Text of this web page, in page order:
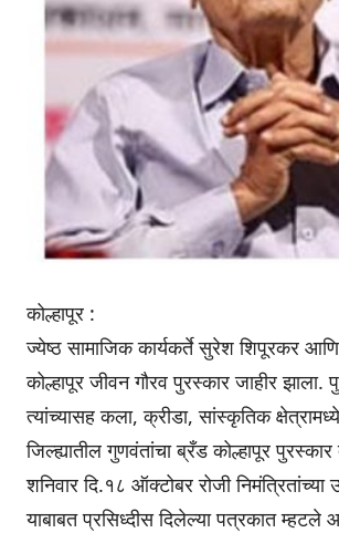
कोल्हापूर :
ज्येष्ठ सामाजिक कार्यकर्ते सुरेश शिपूरकर
कोल्हापूर जीवन गौरव पुरस्कार जाहीर झाला.
त्यांच्यासह कला, क्रीडा, सांस्कृतिक
जिल्ह्यातील गुणवंतांचा ब्रँड कोल्हापूर
शनिवार दि.१८ ऑक्टोबर रोजी निमंत्रितांच्या
याबाबत प्रसिध्दीस दिलेल्या पत्रकात म्हटले